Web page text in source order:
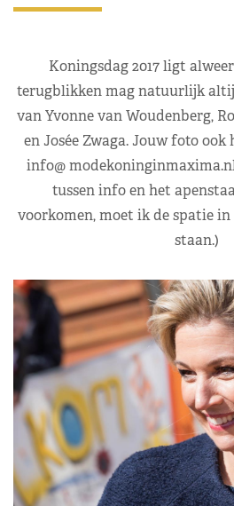
Koningsdag 2017 ligt
terugblikken mag natuurlijk
van Yvonne van Woudenberg,
en Josée Zwaga. Jouw foto
info@
tussen info en het
voorkomen, moet ik de spatie in
staan.)